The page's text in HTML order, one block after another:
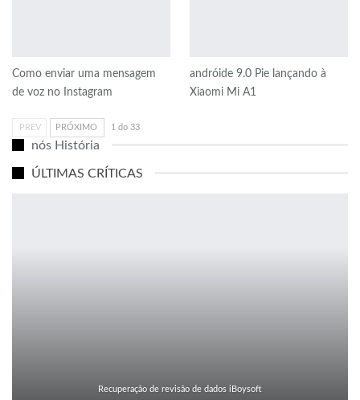
Como enviar uma mensagem
de voz no Instagram
andróide 9.0 Pie lançando à
Xiaomi Mi A1
PREV PRÓXIMO 1 do 33
nós História
ÚLTIMAS CRÍTICAS
Recuperação de revisão de dados iBoysoft